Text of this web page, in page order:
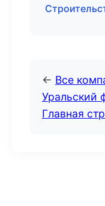
← Все
Уральский
Главная